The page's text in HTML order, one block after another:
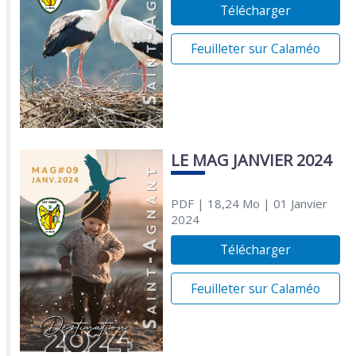
Télécharger
Feuilleter sur Calaméo
LE MAG JANVIER 2024
PDF| 18,24 Mo | 01 Janvier
2024
Télécharger
Feuilleter sur Calaméo